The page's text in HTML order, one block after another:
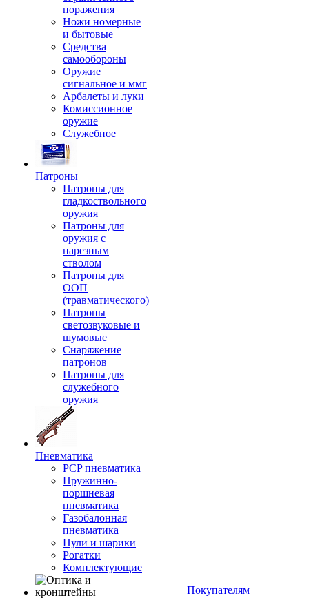
поражения
Ножи номерные
и бытовые
Средства
самообороны
Оружие
сигнальное и ммг
Арбалеты и луки
Комиссионное
оружие
Служебное
Патроны
Патроны для
гладкоствольного
оружия
Патроны для
оружия с
нарезным
стволом
Патроны для
ООП
(травматического)
Патроны
светозвуковые и
шумовые
Снаряжение
патронов
Патроны для
служебного
оружия
Пневматика
PCP пневматика
Пружинно-
поршневая
пневматика
Газобалонная
пневматика
Пули и шарики
Рогатки
Комплектующие
Покупателям